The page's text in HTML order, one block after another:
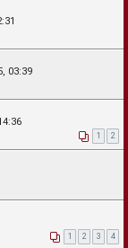
03:39
1 2
1 2 3 4